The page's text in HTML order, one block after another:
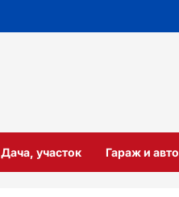
Дача, участок Гараж и авто